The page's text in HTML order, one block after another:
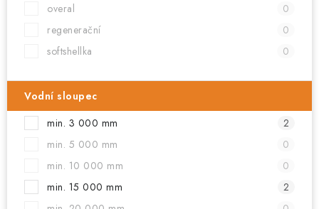
overal
0
regenerační
0
softshellka
0
Vodní sloupec
min. 3 000 mm
2
min. 5 000 mm
0
min. 10 000 mm
0
min. 15 000 mm
2